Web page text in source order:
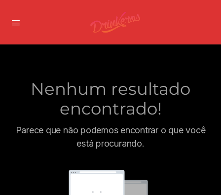
Nenhum resultado
encontrado!
Parece que não podemos encontrar o que você
está procurando.